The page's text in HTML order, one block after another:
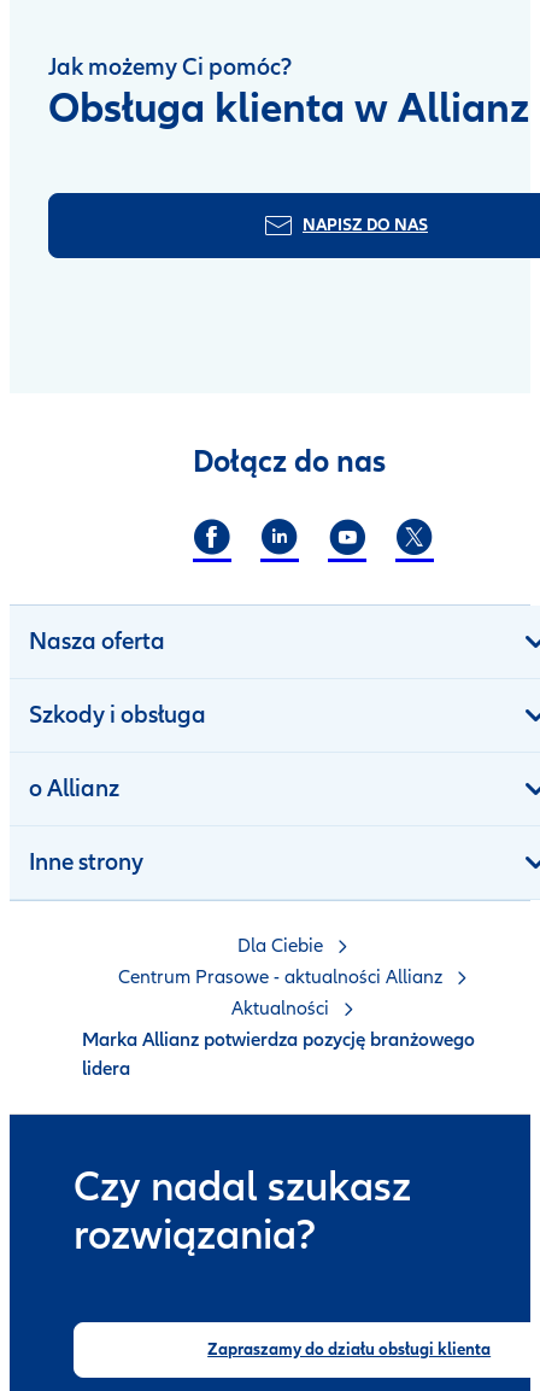
Jak możemy Ci pomóc?
Obsługa klienta w Allianz
NAPISZ DO NAS
Dołącz do nas
Nasza oferta
Szkody i obsługa
o Allianz
Inne strony
Czy nadal szukasz
rozwiązania?
Zapraszamy do działu obsługi klienta
Dla Ciebie
Centrum Prasowe - aktualności Allianz
Aktualności
Marka Allianz potwierdza pozycję branżowego
lidera